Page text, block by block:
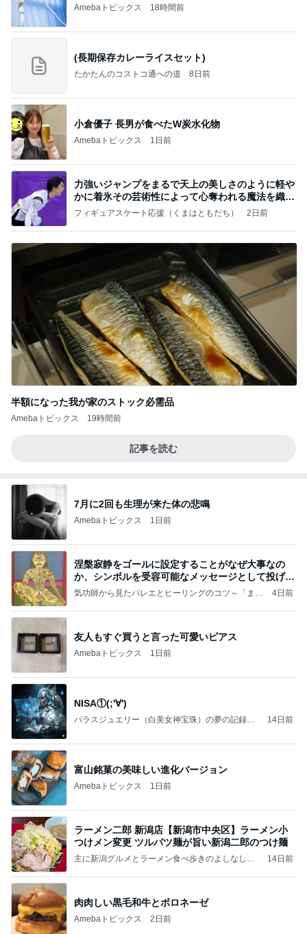
Amebaトピックス 18時間前
(長期保存カレーライスセット)
たかたんのコストコ通への道 8日前
小倉優子 長男が食べたW炭水化物
Amebaトピックス 1日前
力強いジャンプをまるで天上の美しさのように軽や
かに着氷その芸術性によって心奪われる魔法を織り
なす
フィギュアスケート応援（くまはともだち） 2日前
半額になった我が家のストック必需品
Amebaトピックス 19時間前
記事を読む
7月に2回も生理が来た体の悲鳴
Amebaトピックス 1日前
涅槃寂静をゴールに設定することがなぜ大事なの
か、シンボルを受容可能なメッセージとして投げる
ことが
気功師から見たバレエとヒーリングのコツ～「まと
4日前
友人もすぐ買うと言った可愛いピアス
Amebaトピックス 1日前
NISA①(;'∀')
パラスジュエリー（白美女神宝珠）の夢の記録
14日前
富山銘菓の美味しい進化バージョン
Amebaトピックス 1日前
ラーメン二郎 新潟店【新潟市中央区】ラーメン小
つけメン変更 ツルパツ麺が旨い新潟二郎のつけ麺
主に新潟グルメとラーメン食べ歩きのよしなしご
14日前
肉肉しい黒毛和牛とボロネーゼ
Amebaトピックス 2日前